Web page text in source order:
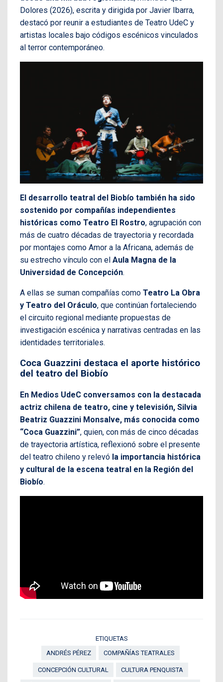
Dolores (2026), escrita y dirigida por Javier Ibarra,
destacó por reunir a estudiantes de Teatro UdeC y
artistas locales bajo códigos escénicos vinculados
al terror contemporáneo.
El desarrollo teatral del Biobío también ha sido
sostenido por compañías independientes
históricas como Teatro El Rostro, agrupación con
más de cuatro décadas de trayectoria y recordada
por montajes como Amor a la Africana, además de
su estrecho vínculo con el Aula Magna de la
Universidad de Concepción.
A ellas se suman compañías como Teatro La Obra
y Teatro del Oráculo, que continúan fortaleciendo
el circuito regional mediante propuestas de
investigación escénica y narrativas centradas en las
identidades territoriales.
Coca Guazzini destaca el aporte histórico
del teatro del Biobío
En Medios UdeC conversamos con la destacada
actriz chilena de teatro, cine y televisión, Silvia
Beatriz Guazzini Monsalve, más conocida como
“Coca Guazzini”, quien, con más de cinco décadas
de trayectoria artística, reflexionó sobre el presente
del teatro chileno y relevó la importancia histórica
y cultural de la escena teatral en la Región del
Biobío.
ETIQUETAS
ANDRÉS PÉREZ
COMPAÑÍAS TEATRALES
CONCEPCIÓN CULTURAL CULTURA PENQUISTA